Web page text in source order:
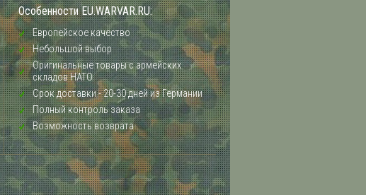
Особенности EU.WARVAR.RU:
Европейское качество
Небольшой выбор
Оригинальные товары с армейских
складов НАТО
Срок доставки - 20-30 дней из Германии
Полный контроль заказа
Возможность возврата